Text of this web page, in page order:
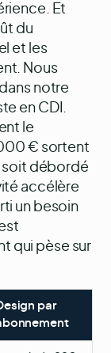
Et
du
et les
Nous
notre
en CDI
le
€ sortent
soit débordé
accélère
un besoin
qui pèse sur
par